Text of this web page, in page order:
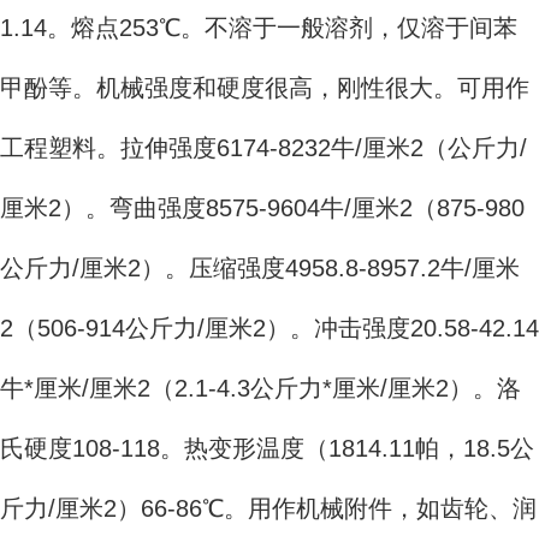
1.14。熔点253℃。不溶于一般溶剂，仅溶于间苯
甲酚等。机械强度和硬度很高，刚性很大。可用作
工程塑料。拉伸强度6174-8232牛/厘米2（公斤力/
厘米2）。弯曲强度8575-9604牛/厘米2（875-980
公斤力/厘米2）。压缩强度4958.8-8957.2牛/厘米
2（506-914公斤力/厘米2）。冲击强度20.58-42.14
牛*厘米/厘米2（2.1-4.3公斤力*厘米/厘米2）。洛
氏硬度108-118。热变形温度（1814.11帕，18.5公
斤力/厘米2）66-86℃。用作机械附件，如齿轮、润